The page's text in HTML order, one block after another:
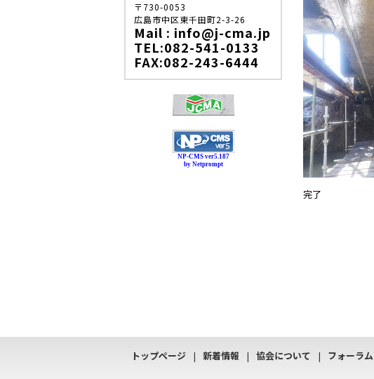
完了
〒730-0053
広島市中区東千田町2-3-26
Mail : info@j-cma.jp
TEL:082-541-0133
FAX:082-243-6444
NP-CMS ver5.187
by Netprompt
トップページ 新着情報 協会について フォーラム